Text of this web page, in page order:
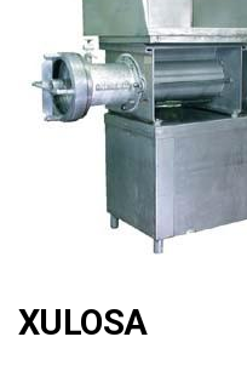
XULOSA